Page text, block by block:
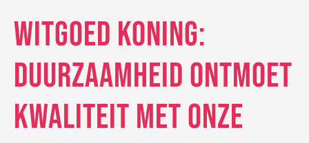
Witgoed Koning:
Duurzaamheid ontmoet
kwaliteit met onze